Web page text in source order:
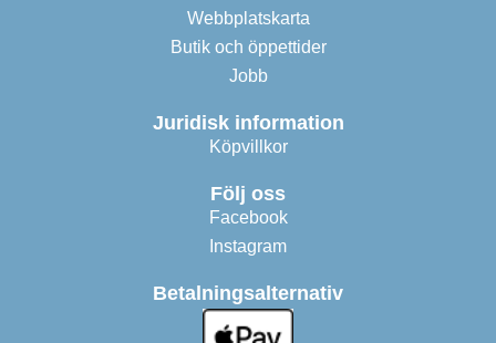
Webbplatskarta
Butik och öppettider
Jobb
Juridisk information
Köpvillkor
Följ oss
Facebook
Instagram
Betalningsalternativ